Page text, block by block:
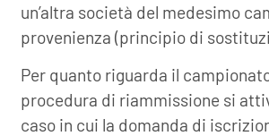
un’altra società del medesimo
provenienza (principio di
Per quanto riguarda il
procedura di riammissione si
caso in cui la domanda di